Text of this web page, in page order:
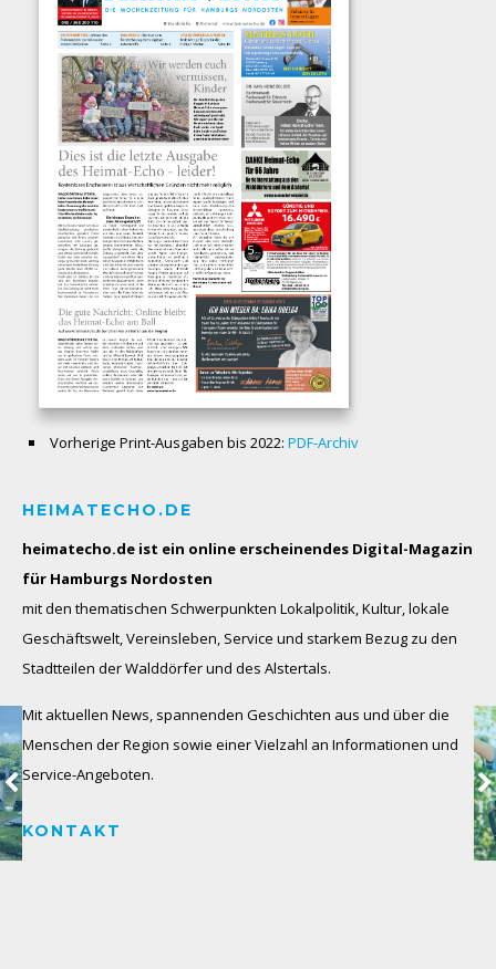
Vorherige Print-Ausgaben bis 2022: PDF-Archiv
HEIMATECHO.DE
heimatecho.de ist ein online erscheinendes Digital-Magazin
für Hamburgs Nordosten
mit den thematischen Schwerpunkten Lokalpolitik, Kultur, lokale
Geschäftswelt, Vereinsleben, Service und starkem Bezug zu den
Stadtteilen der Walddörfer und des Alstertals.
Mit aktuellen News, spannenden Geschichten aus und über die
Menschen der Region sowie einer Vielzahl an Informationen und
Service-Angeboten.
KONTAKT